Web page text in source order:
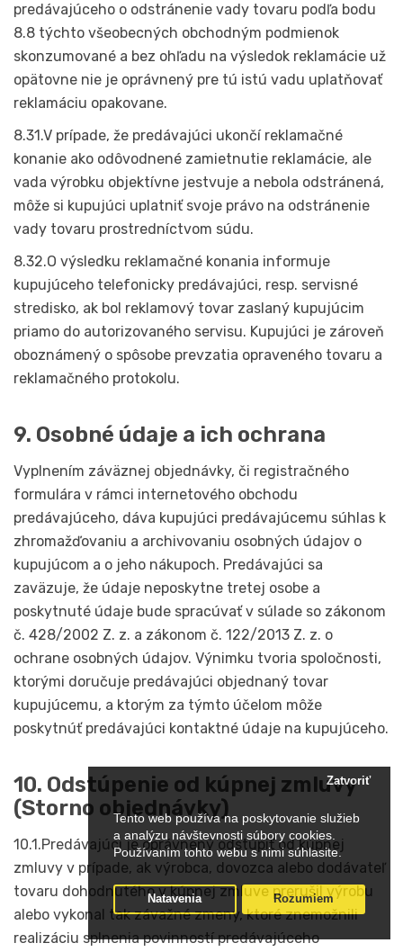
Tento web používa na poskytovanie služieb
a analýzu návštevnosti súbory cookies.
Používaním tohto webu s nimi súhlasite.
Zatvoriť
Natavenia Rozumiem
predávajúceho o odstránenie vady tovaru podľa bodu
8.8 týchto všeobecných obchodným podmienok
skonzumované a bez ohľadu na výsledok reklamácie už
opätovne nie je oprávnený pre tú istú vadu uplatňovať
reklamáciu opakovane.
8.31.V prípade, že predávajúci ukončí reklamačné
konanie ako odôvodnené zamietnutie reklamácie, ale
vada výrobku objektívne jestvuje a nebola odstránená,
môže si kupujúci uplatniť svoje právo na odstránenie
vady tovaru prostredníctvom súdu.
8.32.O výsledku reklamačné konania informuje
kupujúceho telefonicky predávajúci, resp. servisné
stredisko, ak bol reklamový tovar zaslaný kupujúcim
priamo do autorizovaného servisu. Kupujúci je zároveň
oboznámený o spôsobe prevzatia opraveného tovaru a
reklamačného protokolu.
9. Osobné údaje a ich ochrana
Vyplnením záväznej objednávky, či registračného
formulára v rámci internetového obchodu
predávajúceho, dáva kupujúci predávajúcemu súhlas k
zhromažďovaniu a archivovaniu osobných údajov o
kupujúcom a o jeho nákupoch. Predávajúci sa
zaväzuje, že údaje neposkytne tretej osobe a
poskytnuté údaje bude spracúvať v súlade so zákonom
č. 428/2002 Z. z. a zákonom č. 122/2013 Z. z. o
ochrane osobných údajov. Výnimku tvoria spoločnosti,
ktorými doručuje predávajúci objednaný tovar
kupujúcemu, a ktorým za týmto účelom môže
poskytnúť predávajúci kontaktné údaje na kupujúceho.
10. Odstúpenie od kúpnej zmluvy
(Storno objednávky)
10.1.Predávajúci je oprávnený odstúpiť od kúpnej
zmluvy v prípade, ak výrobca, dovozca alebo dodávateľ
tovaru dohodnutého v kúpnej zmluve prerušil výrobu
alebo vykonal tak závažné zmeny, ktoré znemožnili
realizáciu splnenia povinností predávajúceho